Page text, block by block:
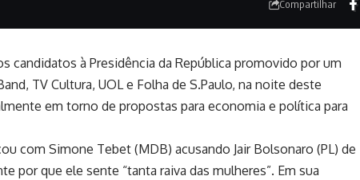
Compartilhar
candidatos à Presidência da República promovido por um
TV Cultura, UOL e Folha de S.Paulo, na noite deste
em torno de propostas para economia e política para
com Simone Tebet (MDB) acusando Jair Bolsonaro (PL) de
por que ele sente “tanta raiva das mulheres”. Em sua